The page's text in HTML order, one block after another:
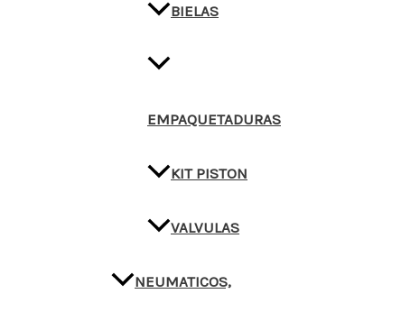
BIELAS
EMPAQUETADURAS
KIT PISTON
VALVULAS
NEUMATICOS,